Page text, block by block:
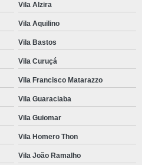
Vila Alzira
Vila Aquilino
Vila Bastos
Vila Curuçá
Vila Francisco Matarazzo
Vila Guaraciaba
Vila Guiomar
Vila Homero Thon
Vila João Ramalho